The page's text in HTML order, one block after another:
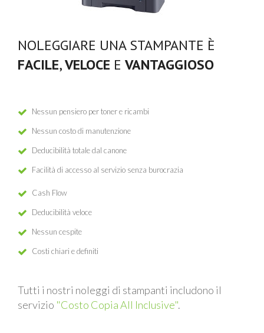
NOLEGGIARE UNA STAMPANTE È
FACILE,VELOCE E VANTAGGIOSO
Nessun pensiero per toner e ricambi
Nessun costo di manutenzione
Deducibilità totale dal canone
Facilità di accesso al servizio senza burocrazia
Cash Flow
Deducibilità veloce
Nessun cespite
Costi chiari e definiti
Tutti i nostri noleggi di stampanti includono il
servizio "Costo Copia All Inclusive".